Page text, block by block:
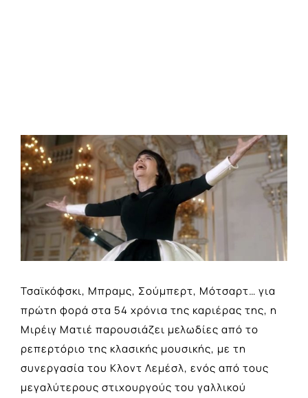
View
Larger
Image
Τσαϊκόφσκι, Μπραμς, Σούμπερτ, Μότσαρτ… για
πρώτη φορά στα 54 χρόνια της καριέρας της, η
Μιρέιγ Ματιέ παρουσιάζει μελωδίες από το
ρεπερτόριο της κλασικής μουσικής, με τη
συνεργασία του Κλοντ Λεμέσλ, ενός από τους
μεγαλύτερους στιχουργούς του γαλλικού